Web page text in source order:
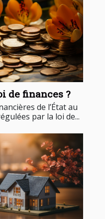
de finances ?
de l’État au
par la loi de...